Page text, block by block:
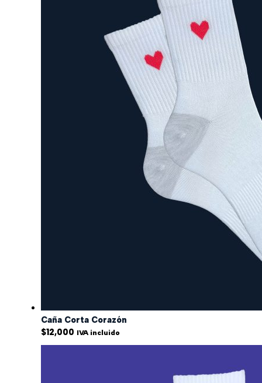
Caña Corta Corazón
$12,000 IVA incluido